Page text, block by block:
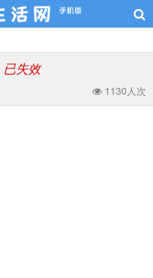
已失效
1130人次